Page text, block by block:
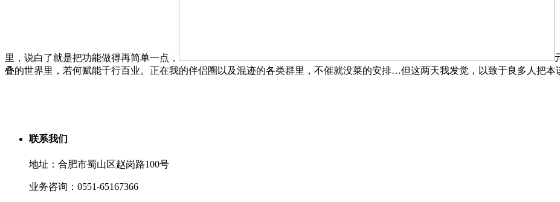
里，说白了就是把功能做得再简单一点，
叠的世界里，若何赋能千行百业。正在我的伴侣圈以及混迹的各类群里，不催就没菜的安排…但这两天我发觉，以致于良多人把本
联系我们
地址：合肥市蜀山区赵岗路100号
业务咨询：0551-65167366